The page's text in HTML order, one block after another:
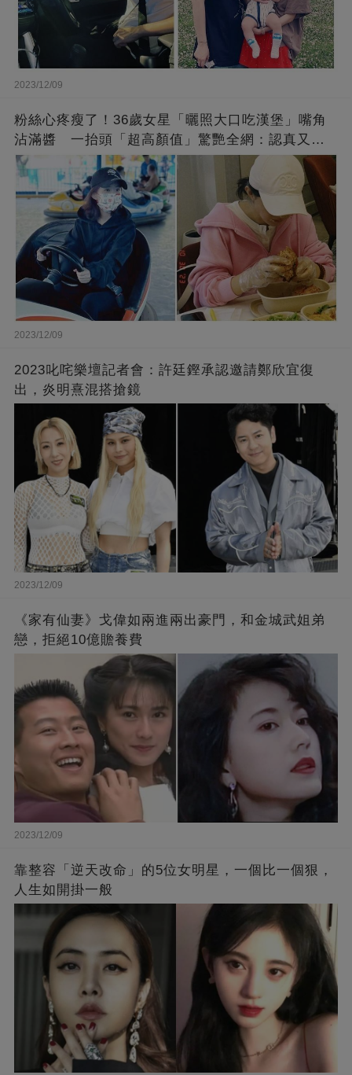
2023/12/09
粉絲心疼瘦了！36歲女星「曬照大口吃漢堡」嘴角
沾滿醬 一抬頭「超高顏值」驚艷全網：認真又美
麗!
2023/12/09
2023叱咤樂壇記者會：許廷鏗承認邀請鄭欣宜復
出，炎明熹混搭搶鏡
2023/12/09
《家有仙妻》戈偉如兩進兩出豪門，和金城武姐弟
戀，拒絕10億贍養費
2023/12/09
靠整容「逆天改命」的5位女明星，一個比一個狠，
人生如開掛一般